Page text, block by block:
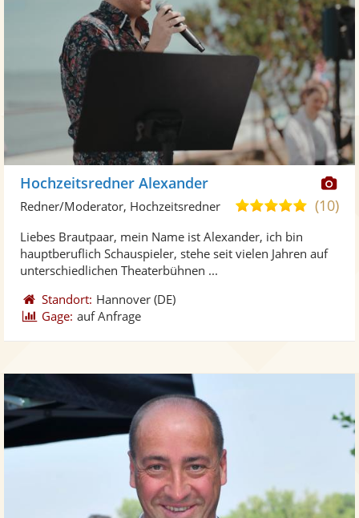
Hochzeitsredner Alexander
5,0(10)
Redner/Moderator, Hochzeitsredner
Liebes Brautpaar, mein Name ist Alexander, ich bin
hauptberuflich Schauspieler, stehe seit vielen Jahren auf
unterschiedlichen Theaterbühnen ...
Standort: Hannover (DE)
Gage: auf Anfrage